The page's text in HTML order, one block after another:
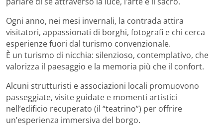
Ogni anno, nei mesi invernali, la contrada attira
visitatori, appassionati di borghi, fotografi e chi cerca
esperienze fuori dal turismo convenzionale.
È un turismo di nicchia: silenzioso, contemplativo, che
valorizza il paesaggio e la memoria più che il confort.
Alcuni strutturisti e associazioni locali promuovono
passeggiate, visite guidate e momenti artistici
nell’edificio recuperato (il “teatrino”) per offrire
un’esperienza immersiva del borgo.